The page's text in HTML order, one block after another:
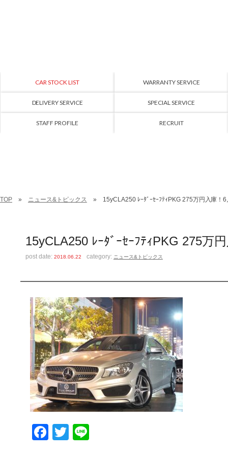
CAR STOCK LIST WARRANTY SERVICE
DELIVERY SERVICE SPECIAL SERVICE
STAFF PROFILE RECRUIT
TOP ニュース&トピックス 15yCLA250 ﾚｰﾀﾞｰｾｰﾌﾃｨPKG 275万円入庫！
15yCLA250 ﾚｰﾀﾞｰｾｰﾌﾃｨPKG 275万
post date:2018.06.22 category: ニュース&トピックス
Facebook
Twitter